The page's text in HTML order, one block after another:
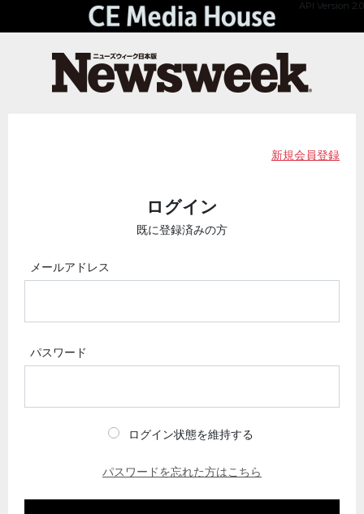
API Version 2.0
新規会員登録
ログイン
既に登録済みの方
メールアドレス
パスワード
ログイン状態を維持する
パスワードを忘れた方はこちら